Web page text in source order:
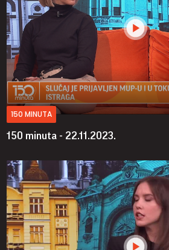
150 MINUTA
150 minuta - 22.11.2023.